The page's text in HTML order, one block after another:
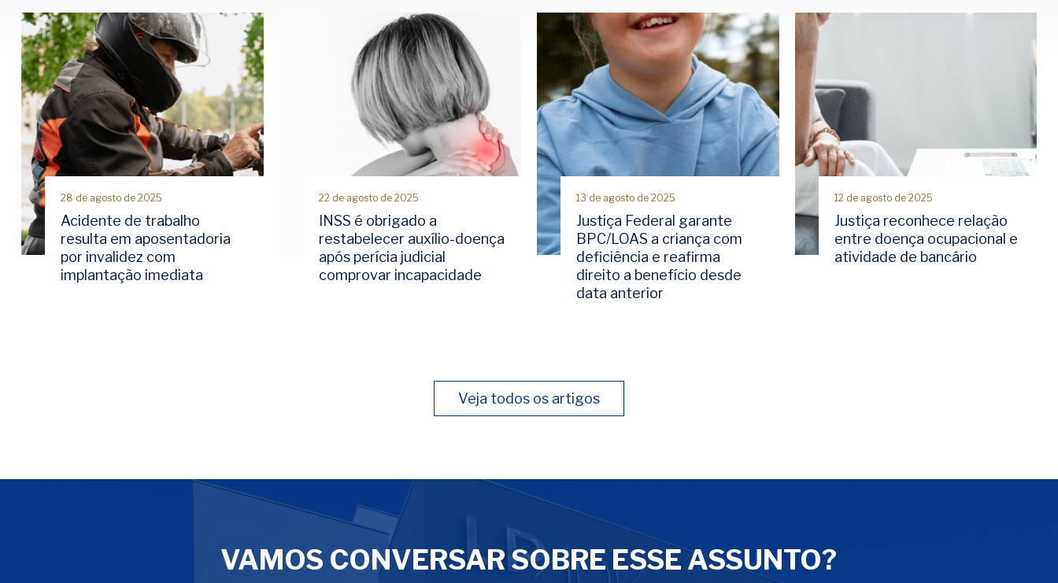
28 de agosto de 2025
Acidente de trabalho
resulta em aposentadoria
por invalidez com
implantação imediata
22 de agosto de 2025
INSS é obrigado a
restabelecer auxílio-doença
após perícia judicial
comprovar incapacidade
13 de agosto de 2025
Justiça Federal garante
BPC/LOAS a criança com
deficiência e reafirma
direito a benefício desde
data anterior
12 de agosto de 2025
Justiça reconhece relação
entre doença ocupacional e
atividade de bancário
Veja todos os artigos
VAMOS CONVERSAR SOBRE ESSE ASSUNTO?